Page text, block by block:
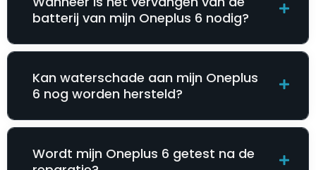
batterij van mijn Oneplus 6 nodig?
Kan waterschade aan mijn Oneplus
6 nog worden hersteld?
Wordt mijn Oneplus 6 getest na de